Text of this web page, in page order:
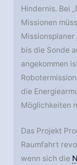
Hindernis. Bei
Missionen
Missionsplaner
bis die Sonde
angekommen
die
Möglichkeiten
Das Projekt
Raumfahrt
wenn sich die